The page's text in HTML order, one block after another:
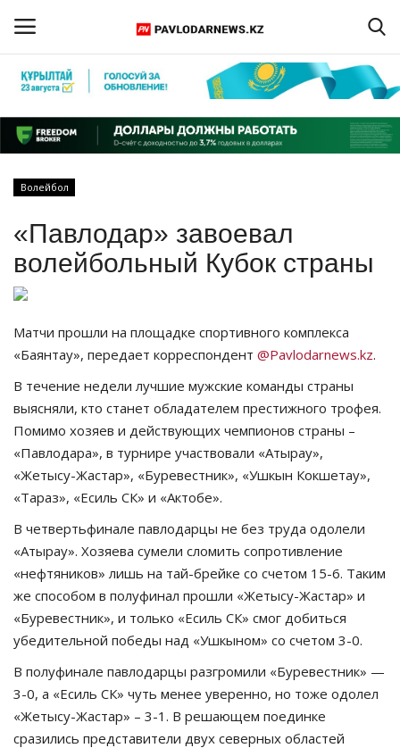
Регистрация
Главная
ПАВЛОДАРСКАЯ ОБЛАСТЬ
КАЗАХСТАН
МИР
СПЕЦПРОЕКТЫ
СПОРТ
Чек-лист
РАЗВЛЕЧЕНИЯ
OFFICIAL
Курултай
Қазақша Русский
Волейбол
«Павлодар» завоевал
волейбольный Кубок страны
Матчи прошли на площадке спортивного комплекса
«Баянтау», передает корреспондент @Pavlodarnews.kz.
В течение недели лучшие мужские команды страны
выясняли, кто станет обладателем престижного трофея.
Помимо хозяев и действующих чемпионов страны –
«Павлодара», в турнире участвовали «Атырау»,
«Жетысу-Жастар», «Буревестник», «Ушкын Кокшетау»,
«Тараз», «Есиль СК» и «Актобе».
В четвертьфинале павлодарцы не без труда одолели
«Атырау». Хозяева сумели сломить сопротивление
«нефтяников» лишь на тай-брейке со счетом 15-6. Таким
же способом в полуфинал прошли «Жетысу-Жастар» и
«Буревестник», и только «Есиль СК» смог добиться
убедительной победы над «Ушкыном» со счетом 3-0.
В полуфинале павлодарцы разгромили «Буревестник» —
3-0, а «Есиль СК» чуть менее уверенно, но тоже одолел
«Жетысу-Жастар» – 3-1. В решающем поединке
сразились представители двух северных областей